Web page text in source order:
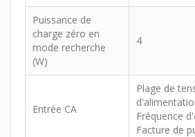
Puissance de
charge zéro en
mode recherche
(W)
4
Entrée CA
Plage de
Fréquence
Facture de